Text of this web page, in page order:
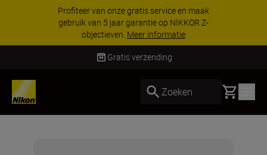
Profiteer van onze gratis service en maak
gebruik van 5 jaar garantie op NIKKOR Z-
objectieven. Meer informatie
Gratis verzending
Zoeken Basket